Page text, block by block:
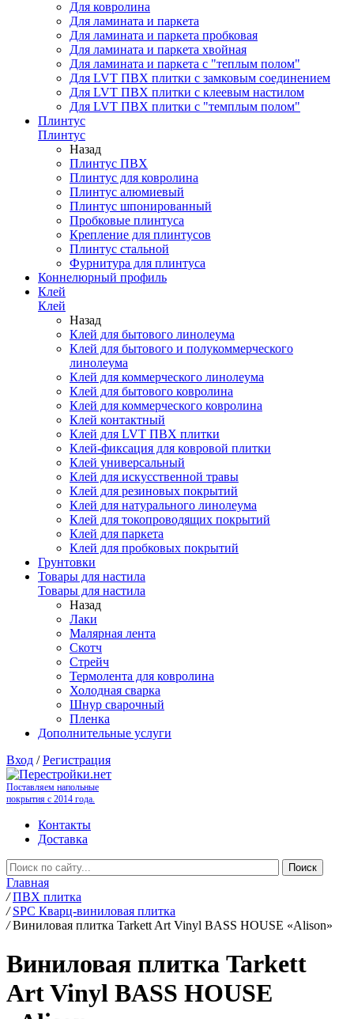
Для ковролина
Для ламината и паркета
Для ламината и паркета пробковая
Для ламината и паркета хвойная
Для ламината и паркета с "теплым полом"
Для LVT ПВХ плитки с замковым соединением
Для LVT ПВХ плитки с клеевым настилом
Для LVT ПВХ плитки с "темплым полом"
Плинтус
Плинтус
Назад
Плинтус ПВХ
Плинтус для ковролина
Плинтус алюмиевый
Плинтус шпонированный
Пробковые плинтуса
Крепление для плинтусов
Плинтус стальной
Фурнитура для плинтуса
Коннелюрный профиль
Клей
Клей
Назад
Клей для бытового линолеума
Клей для бытового и полукоммерческого
линолеума
Клей для коммерческого линолеума
Клей для бытового ковролина
Клей для коммерческого ковролина
Клей контактный
Клей для LVT ПВХ плитки
Клей-фиксация для ковровой плитки
Клей универсальный
Клей для искусственной травы
Клей для резиновых покрытий
Клей для натурального линолеума
Клей для токопроводящих покрытий
Клей для паркета
Клей для пробковых покрытий
Грунтовки
Товары для настила
Товары для настила
Назад
Лаки
Малярная лента
Скотч
Стрейч
Термолента для ковролина
Холодная сварка
Шнур сварочный
Пленка
Дополнительные услуги
Вход /Регистрация
Поставляем напольные
покрытия с 2014 года.
Контакты
Доставка
Главная
/ ПВХ плитка
/ SPC Кварц-виниловая плитка
/ Виниловая плитка Tarkett Art Vinyl BASS HOUSE «Alison»
Виниловая плитка Tarkett
Art Vinyl BASS HOUSE